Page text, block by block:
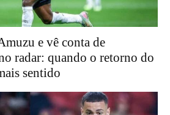
e vê conta de
radar: quando o retorno do
sentido